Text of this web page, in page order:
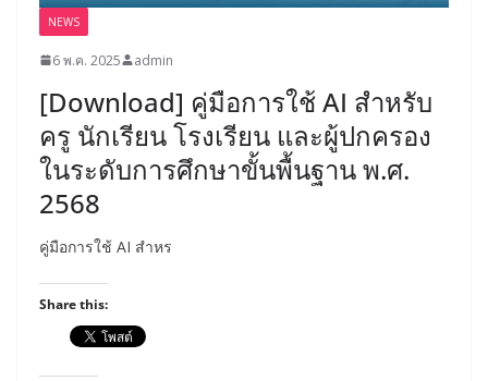
NEWS
6 พ.ค. 2025 admin
[Download] คู่มือการใช้ AI สำหรับ
ครู นักเรียน โรงเรียน และผู้ปกครอง
ในระดับการศึกษาขั้นพื้นฐาน พ.ศ.
2568
คู่มือการใช้ AI สำหร
Share this: